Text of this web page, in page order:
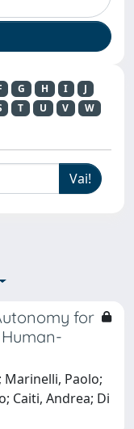
G H I
J
T U V
W
for
Marinelli, Paolo;
Caiti, Andrea; Di